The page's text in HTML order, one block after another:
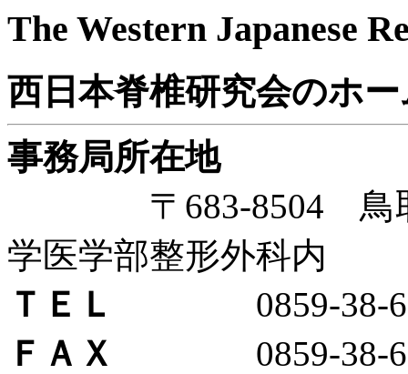
The Western Japanese
西日本脊椎研究会のホ
事務局所在地
〒683-8504 鳥取
学医学部整形外科内
ＴＥＬ
0859-38-
ＦＡＸ
0859-38-